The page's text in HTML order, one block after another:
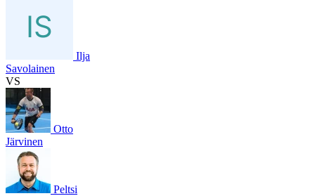
Ilja
Savolainen
VS
Otto
Järvinen
Peltsi